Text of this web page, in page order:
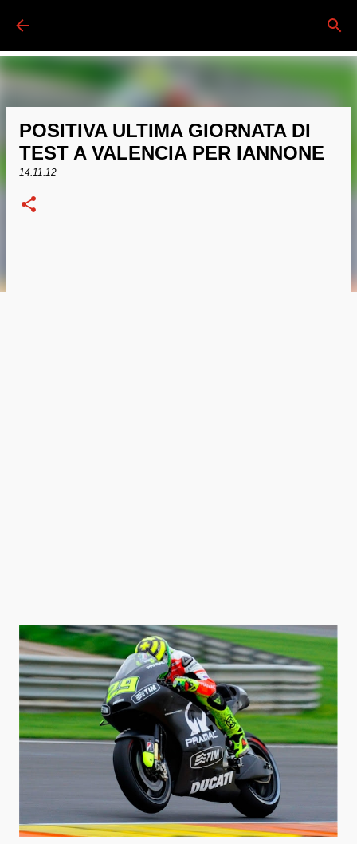
POSITIVA ULTIMA GIORNATA DI
TEST A VALENCIA PER IANNONE
14.11.12